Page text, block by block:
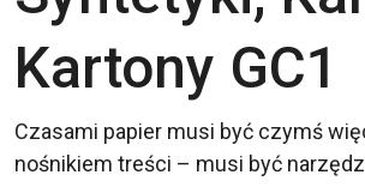
Kartony GC1
Czasami papier musi być czymś
nośnikiem treści – musi być